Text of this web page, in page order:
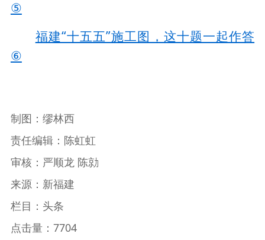
⑤
福建“十五五”施工图，这十题一起作答
⑥
制图：缪林西
责任编辑：陈虹虹
审核：严顺龙 陈勍
来源：新福建
栏目：头条
点击量：7704